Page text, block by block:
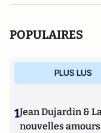
POPULAIRES
PLUS LUS
1Jean Dujardin &
nouvelles